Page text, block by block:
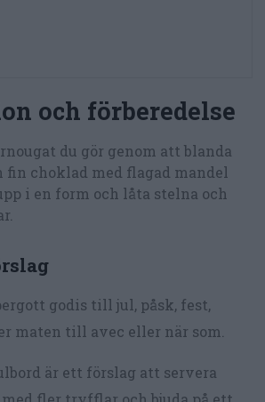
och förberedelse
du gör genom att blanda
fin choklad med flagad mandel
i en form och låta stelna och
godis till jul, påsk, fest,
maten till avec eller när som.
är ett förslag att servera